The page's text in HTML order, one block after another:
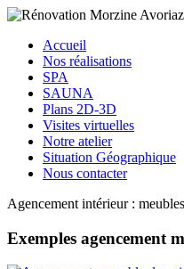
Accueil
Nos réalisations
SPA
SAUNA
Plans 2D-3D
Visites virtuelles
Notre atelier
Situation Géographique
Nous contacter
Agencement intérieur :
Exemples agencement